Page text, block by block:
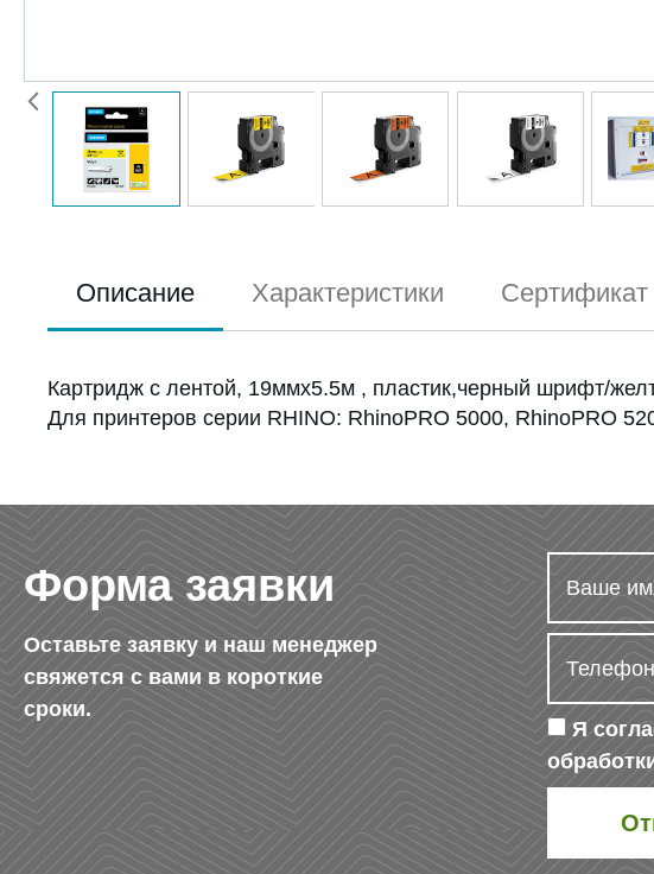
Описание Характеристики Сертификат
Картридж с лентой, 19ммx5.5м , пластик,черный шрифт/
Для принтеров серии RHINO: RhinoPRO 5000, RhinoPRO
Форма заявки
Оставьте заявку и наш менеджер
свяжется с вами в короткие
сроки.
Я